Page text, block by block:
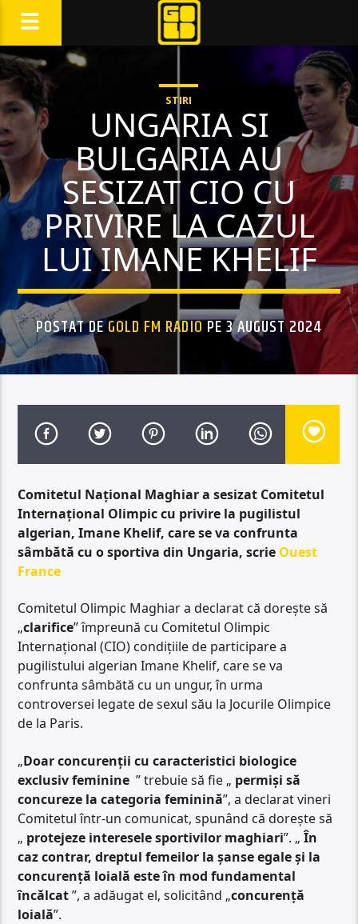
STIRI
UNGARIA SI
BULGARIA AU
SESIZAT CIO CU
PRIVIRE LA CAZUL
LUI IMANE KHELIF
POSTAT DEGOLD FM RADIOPE 3 AUGUST 2024
Comitetul Naţional Maghiar a sesizat Comitetul
Internaţional Olimpic cu privire la pugilistul
algerian, Imane Khelif, care se va confrunta
sâmbătă cu o sportiva din Ungaria, scrie Ouest
France
Comitetul Olimpic Maghiar a declarat că dorește să
„clarifice” împreună cu Comitetul Olimpic
Internațional (CIO) condițiile de participare a
pugilistului algerian Imane Khelif, care se va
confrunta sâmbătă cu un ungur, în urma
controversei legate de sexul său la Jocurile Olimpice
de la Paris.
„Doar concurenții cu caracteristici biologice
exclusiv feminine ” trebuie să fie „ permiși să
concureze la categoria feminină”, a declarat vineri
Comitetul într-un comunicat, spunând că dorește să
„ protejeze interesele sportivilor maghiari”. „În
caz contrar, dreptul femeilor la șanse egale și la
concurență loială este în mod fundamental
încălcat”, a adăugat el, solicitând „concurență
loială”.